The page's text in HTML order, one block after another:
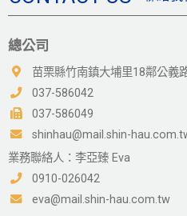
總公司
苗栗縣竹南鎮大埔里18鄰公義
037-586042
037-586049
shinhau@mail.shin-
業務聯絡人：李亞臻 Eva
0910-026042
eva@mail.shin-hau.com.tw